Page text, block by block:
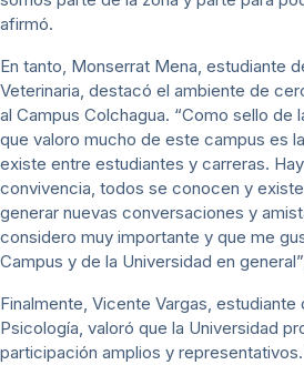
afirmó.
En tanto, Monserrat Mena, estudiante
Veterinaria, destacó el ambiente de
al Campus Colchagua. “Como sello de
que valoro mucho de este campus es
existe entre estudiantes y carreras.
convivencia, todos se conocen y
generar nuevas conversaciones y
considero muy importante y que me
Campus y de la Universidad en
Finalmente, Vicente Vargas,
Psicología, valoró que la Universidad
participación amplios y